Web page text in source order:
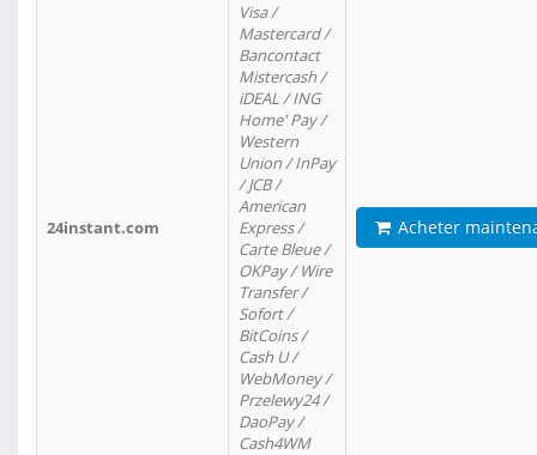
24instant.com
Visa /
Mastercard /
Bancontact
Mistercash /
iDEAL / ING
Home' Pay /
Western
Union / InPay
/ JCB /
American
Express /
Carte Bleue /
OKPay / Wire
Transfer /
Sofort /
BitCoins /
Cash U /
WebMoney /
Przelewy24 /
DaoPay /
Cash4WM
Acheter